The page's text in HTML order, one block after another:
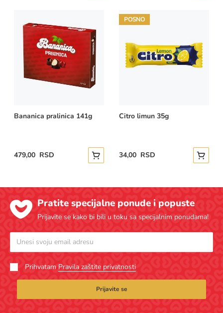
Bananica pralinica 141g
479,00 RSD Dodajte u korpu
POSNO
Citro limun 35g
34,00 RSD
Pratite specijalne ponude i popuste
Prijavite se kako bi bili u toku sa specijalnim ponudama!
Prihvatam Pravila zaštite privatnosti
Prijavite se